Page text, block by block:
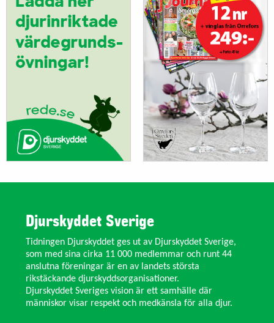
Djurskyddet Sverige
Tidningen Djurskyddet ges ut av Djurskyddet Sverige,
som med sina cirka 11 000 medlemmar och runt 44
anslutna föreningar är en av landets största
rikstäckande djurskyddsorganisationer.
Djurskyddet Sveriges vision är ett samhälle där
människor visar respekt och medkänsla för alla djur.